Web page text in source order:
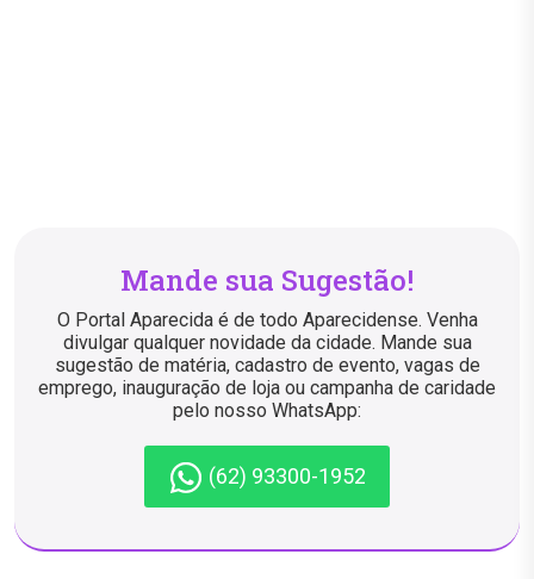
Mande sua Sugestão!
O Portal Aparecida é de todo Aparecidense. Venha
divulgar qualquer novidade da cidade. Mande sua
sugestão de matéria, cadastro de evento, vagas de
emprego, inauguração de loja ou campanha de caridade
pelo nosso WhatsApp:
(62) 93300-1952